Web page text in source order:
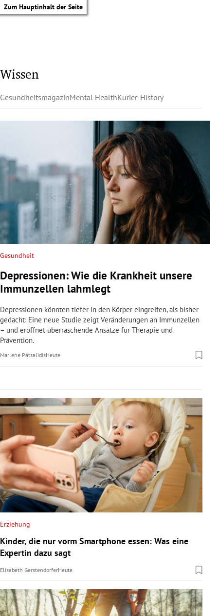
Zum Hauptinhalt der Seite
Untermenü
Untermenü
Untermenü
Untermenü
Untermenü
Untermenü
Untermenü
Wissen
GesundheitsmagazinMental HealthKurier-History
Gesundheit
Depressionen: Wie die Krankheit unsere
Immunzellen lahmlegt
Depressionen könnten tiefer in den Körper eingreifen, als bisher
gedacht: Eine neue Studie zeigt Veränderungen an Immunzellen
– und eröffnet überraschende Ansätze für Therapie und
Prävention.
Marlene PatsalidisHeute
Erziehung
Kinder, die nur vorm Smartphone essen: Was eine
Expertin dazu sagt
Elisabeth GerstendorferHeute